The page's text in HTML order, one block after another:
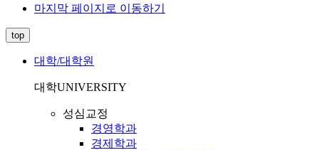
마지막 페이지로 이동하기
top
대학/대학원
대학UNIVERSITY
성심교정
경영학과
경제학과